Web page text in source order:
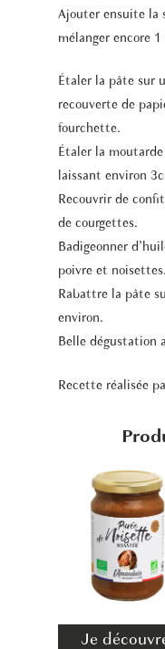
Ajouter ensuite la
mélanger encore
Étaler la pâte sur
recouverte de
fourchette.
Étaler la
laissant environ
Recouvrir de
de courgettes.
Badigeonner
poivre et noisettes.
Rabattre la pâte
environ.
Belle dégustation
Recette réalisée
Je